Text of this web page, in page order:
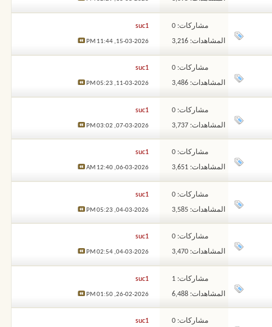
مشاركات: 0
المشاهدات: 3,216
suc1
15-03-2026,
11:44 PM
مشاركات: 0
المشاهدات: 3,486
suc1
11-03-2026,
05:23 PM
مشاركات: 0
المشاهدات: 3,737
suc1
07-03-2026,
03:02 PM
مشاركات: 0
المشاهدات: 3,651
suc1
06-03-2026,
12:40 AM
مشاركات: 0
المشاهدات: 3,585
suc1
04-03-2026,
05:23 PM
مشاركات: 0
المشاهدات: 3,470
suc1
04-03-2026,
02:54 PM
مشاركات: 1
المشاهدات: 6,488
suc1
26-02-2026,
01:50 PM
مشاركات: 0 suc1